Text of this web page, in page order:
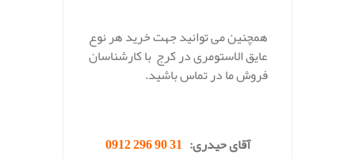
همچنین می توانید جهت خرید هر نوع
عایق الاستومری در کرج با کارشناسان
فروش ما در تماس باشید.
آقای حیدری: 31 90 296 0912